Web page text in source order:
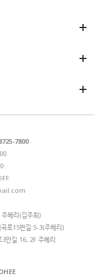
7800
베리(김주희)
로15번길 5-3(주베리)
3안길 16, 2F 주베리